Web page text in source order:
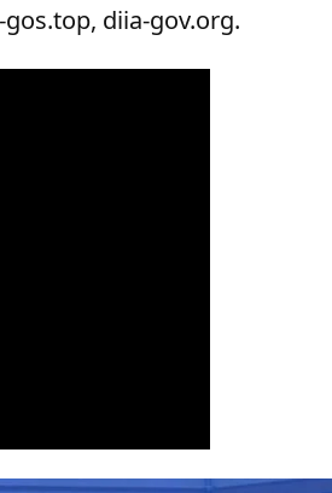
diia-gov.org.